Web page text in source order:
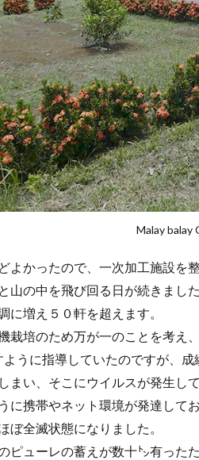
Malay balay
よかったので、一次加工施設を
山の中を飛び回る日が続きました
に増え５０軒を超えます。
栽培のため万が一のことを考え
ように指導していたのですが、
まい、そこにウイルスが発生して
に携帯やネット環境が発達して
ぼ全滅状態になりました。
ピューレの蓄えが数十㌧有った